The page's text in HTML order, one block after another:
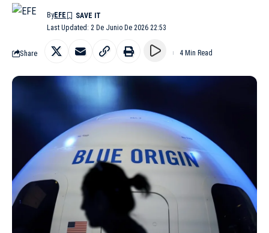
Last Updated: 2 De Junio De 2026 22:53
ByEFE
Share 4 Min Read